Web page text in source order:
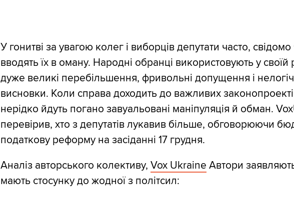
У гонитві за увагою колег і виборців депутати часто, свідомо
вводять їх в оману. Народні обранці використовують у своїй
дуже великі перебільшення, фривольні допущення і
висновки. Коли справа доходить до важливих
нерідко йдуть погано завуальовані маніпуляція й обман.
перевірив, хто з депутатів лукавив більше, обговорюючи
податкову реформу на засіданні 17 грудня.
Аналіз авторського колективу, Vox Ukraine Автори
мають стосунку до жодної з політсил: